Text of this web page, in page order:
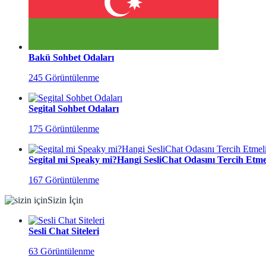
Bakü Sohbet Odaları
245 Görüntülenme
Segital Sohbet Odaları
175 Görüntülenme
Segital mi Speaky mi?Hangi SesliChat Odasını Tercih
167 Görüntülenme
Sizin İçin
Sesli Chat Siteleri
63 Görüntülenme